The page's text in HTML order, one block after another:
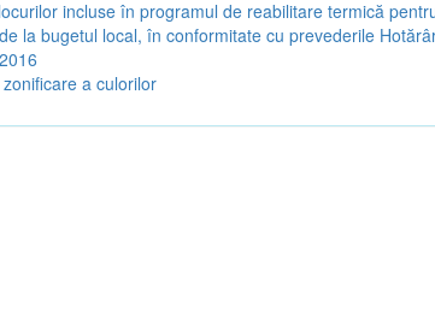
incluse în programul de reabilitare termică
la bugetul local, în conformitate cu prevederile
a culorilor